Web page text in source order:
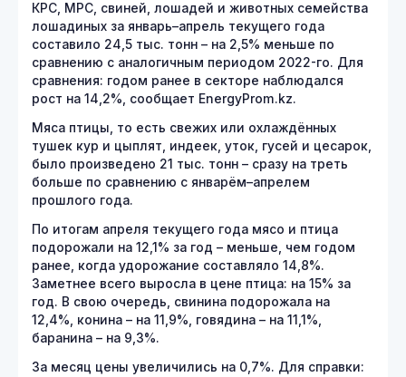
КРС, МРС, свиней, лошадей и животных семейства
лошадиных за январь–апрель текущего года
составило 24,5 тыс. тонн – на 2,5% меньше по
сравнению с аналогичным периодом 2022-го. Для
сравнения: годом ранее в секторе наблюдался
рост на 14,2%, сообщает EnergyProm.kz.
Мяса птицы, то есть свежих или охлаждённых
тушек кур и цыплят, индеек, уток, гусей и цесарок,
было произведено 21 тыс. тонн – сразу на треть
больше по сравнению с январём–апрелем
прошлого года.
По итогам апреля текущего года мясо и птица
подорожали на 12,1% за год – меньше, чем годом
ранее, когда удорожание составляло 14,8%.
Заметнее всего выросла в цене птица: на 15% за
год. В свою очередь, свинина подорожала на
12,4%, конина – на 11,9%, говядина – на 11,1%,
баранина – на 9,3%.
За месяц цены увеличились на 0,7%. Для справки: